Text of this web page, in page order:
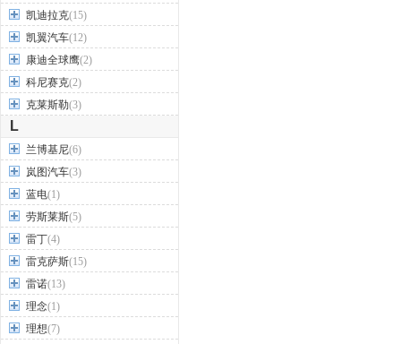
凯迪拉克(15)
凯翼汽车(12)
康迪全球鹰(2)
科尼赛克(2)
克莱斯勒(3)
L
兰博基尼(6)
岚图汽车(3)
蓝电(1)
劳斯莱斯(5)
雷丁(4)
雷克萨斯(15)
雷诺(13)
理念(1)
理想(7)